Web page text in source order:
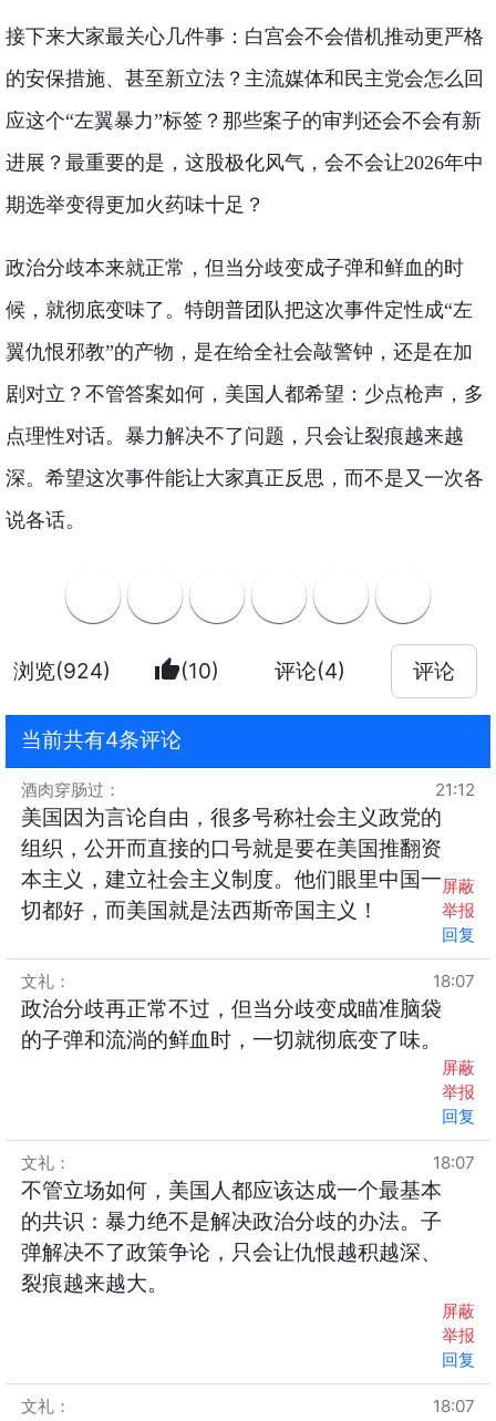
接下来大家最关心几件事：白宫会不会借机推动更严格
的安保措施、甚至新立法？主流媒体和民主党会怎么回
应这个“左翼暴力”标签？那些案子的审判还会不会有新
进展？最重要的是，这股极化风气，会不会让2026年中
期选举变得更加火药味十足？
政治分歧本来就正常，但当分歧变成子弹和鲜血的时
候，就彻底变味了。特朗普团队把这次事件定性成“左
翼仇恨邪教”的产物，是在给全社会敲警钟，还是在加
剧对立？不管答案如何，美国人都希望：少点枪声，多
点理性对话。暴力解决不了问题，只会让裂痕越来越
深。希望这次事件能让大家真正反思，而不是又一次各
说各话。
浏览(924) thumb_up(10) 评论(4) 评论
当前共有4条评论
酒肉穿肠过 ： 21:12
美国因为言论自由，很多号称社会主义政党的
组织，公开而直接的口号就是要在美国推翻资
本主义，建立社会主义制度。他们眼里中国一
切都好，而美国就是法西斯帝国主义！
屏蔽
举报
回复
文礼 ： 18:07
政治分歧再正常不过，但当分歧变成瞄准脑袋
的子弹和流淌的鲜血时，一切就彻底变了味。
屏蔽
举报
回复
文礼 ： 18:07
不管立场如何，美国人都应该达成一个最基本
的共识：暴力绝不是解决政治分歧的办法。子
弹解决不了政策争论，只会让仇恨越积越深、
裂痕越来越大。
屏蔽
举报
回复
文礼 ： 18:07